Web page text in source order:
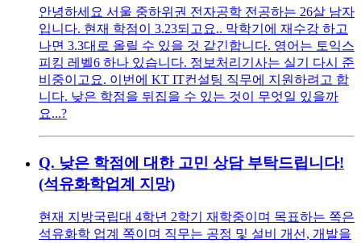
안녕하세요 서울 중하위권 전자공학 전공하는 26살 남자
입니다. 현재 학점이 3.23되고요.. 막학기에 재수강 하고
나면 3.3대로 올릴 수 있을 것 같긴합니다. 영어는 토익스
피킹 레벨6 하나 있습니다. 정보처리기사는 실기 다시 준
비중이고요. 이번에 KT IT컨설팅 직무에 지원하려고 합
니다. 낮은 학점을 뒤집을 수 있는 것이 무엇일 있을까
요...?
Q. 낮은 학점에 대한 고민 상담 부탁드립니다!
(석유화학업계 지망)
현재 지방국립대 4학년 2학기 재학중이며 목표하는 쪽은
석유화학 업계 쪽이며 직무는 공정 및 설비 개선, 개발을